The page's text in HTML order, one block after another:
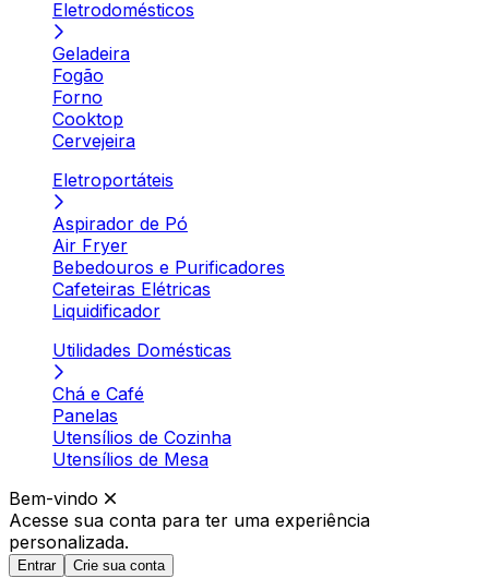
Eletrodomésticos
Geladeira
Fogão
Forno
Cooktop
Cervejeira
Eletroportáteis
Aspirador de Pó
Air Fryer
Bebedouros e Purificadores
Cafeteiras Elétricas
Liquidificador
Utilidades Domésticas
Chá e Café
Panelas
Utensílios de Cozinha
Utensílios de Mesa
Bem-vindo
Acesse sua conta para ter uma experiência
personalizada.
Entrar Crie sua conta